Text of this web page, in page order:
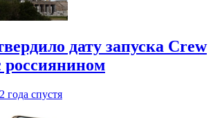
дату запуска Crew
россиянином
2 года спустя